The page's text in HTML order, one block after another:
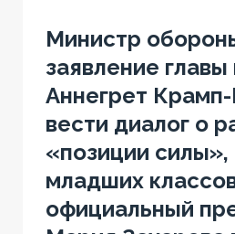
Министр
заявление
Аннегрет
вести диалог о
«позиции
младших
официальный